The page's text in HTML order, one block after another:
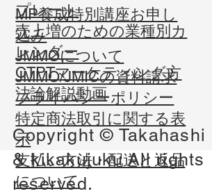
プレート
売上増のための業種別カ
レンダー
CTPTマーケティング方
法論解説動画
MP養成特別講座お申し
込み
JMMOについて
JMMO/JMICの資料請求
​プライバシーポリシー
​特定商法取引に関する表
示
​支払い方法・配送と返品
について
Copyright © Takahashi
&kikakujukuAll rights
reserved.